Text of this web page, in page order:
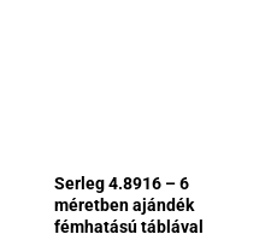
Serleg 4.8916 – 6
méretben ajándék
fémhatású táblával